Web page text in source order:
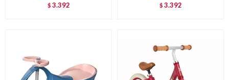
$3.392 $3.392